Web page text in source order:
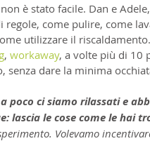
è stato facile. Dan e
regole, come pulire, come
utilizzare il
, workaway, a volte più di 10
senza dare la minima
poco ci siamo rilassati e
lascia le cose come le hai
Volevamo